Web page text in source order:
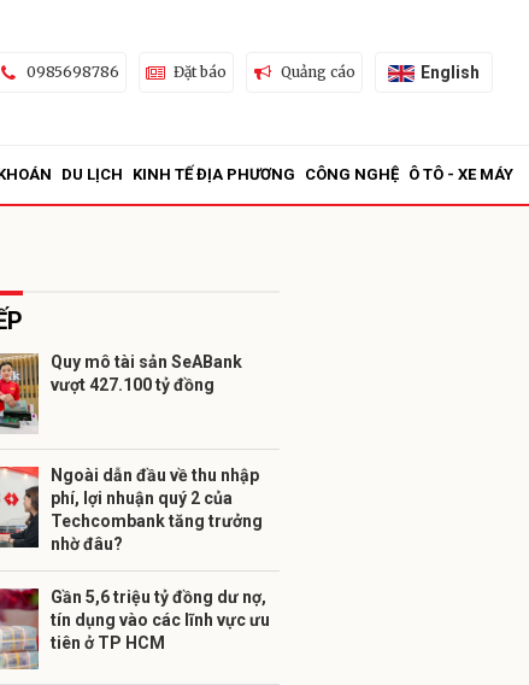
0985698786 Đặt báo Quảng cáo English
DU LỊCH KINH TẾ ĐỊA PHƯƠNG CÔNG NGHỆ Ô TÔ - XE MÁY
Quy mô tài sản SeABank
vượt 427.100 tỷ đồng
Ngoài dẫn đầu về thu nhập
phí, lợi nhuận quý 2 của
Techcombank tăng trưởng
nhờ đâu?
Gần 5,6 triệu tỷ đồng dư nợ,
tín dụng vào các lĩnh vực ưu
tiên ở TP HCM